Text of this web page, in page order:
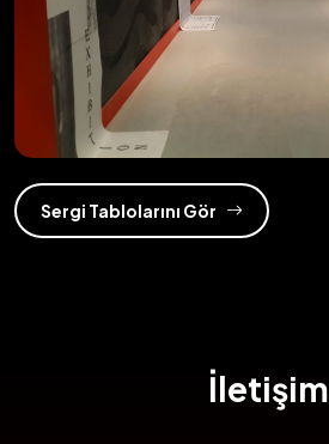
Sergi Tablolarını Gör
İletişim